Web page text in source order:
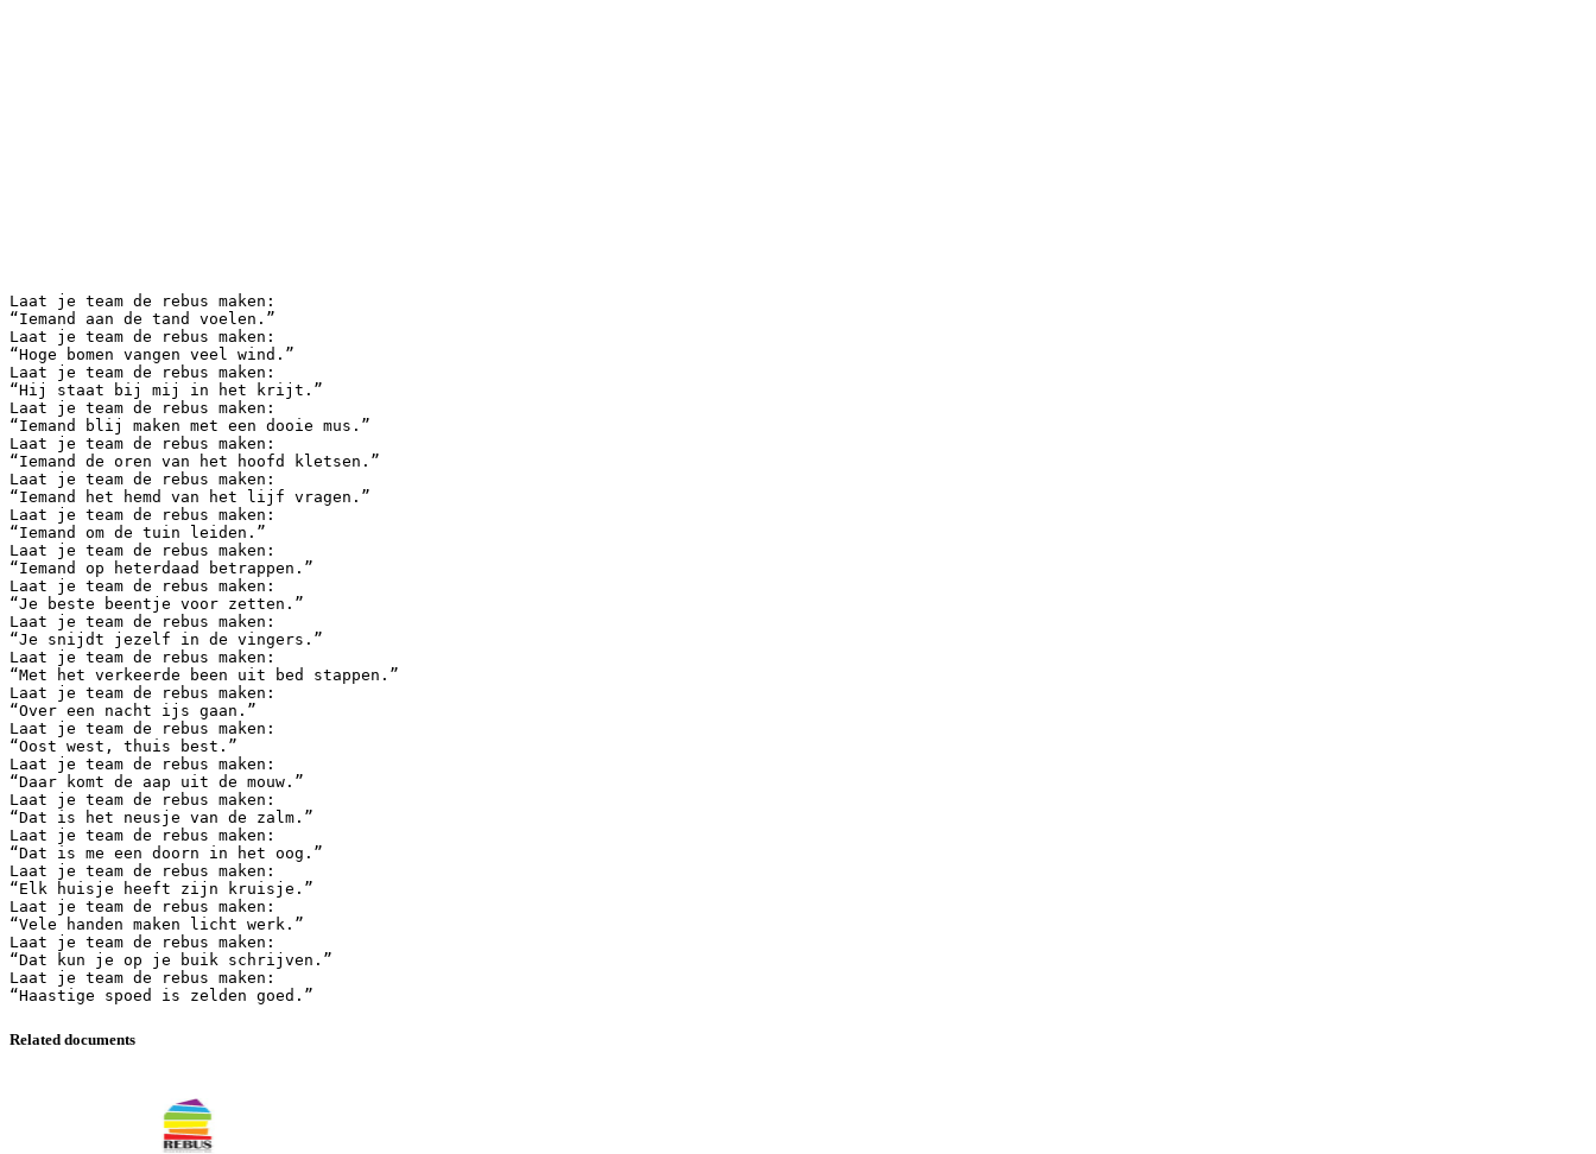
Laat je team de rebus maken:
“Iemand aan de tand voelen.”
Laat je team de rebus maken:
“Hoge bomen vangen veel wind.”
Laat je team de rebus maken:
“Hij staat bij mij in het krijt.”
Laat je team de rebus maken:
“Iemand blij maken met een dooie mus.”
Laat je team de rebus maken:
“Iemand de oren van het hoofd kletsen.”
Laat je team de rebus maken:
“Iemand het hemd van het lijf vragen.”
Laat je team de rebus maken:
“Iemand om de tuin leiden.”
Laat je team de rebus maken:
“Iemand op heterdaad betrappen.”
Laat je team de rebus maken:
“Je beste beentje voor zetten.”
Laat je team de rebus maken:
“Je snijdt jezelf in de vingers.”
Laat je team de rebus maken:
“Met het verkeerde been uit bed stappen.”
Laat je team de rebus maken:
“Over een nacht ijs gaan.”
Laat je team de rebus maken:
“Oost west, thuis best.”
Laat je team de rebus maken:
“Daar komt de aap uit de mouw.”
Laat je team de rebus maken:
“Dat is het neusje van de zalm.”
Laat je team de rebus maken:
“Dat is me een doorn in het oog.”
Laat je team de rebus maken:
“Elk huisje heeft zijn kruisje.”
Laat je team de rebus maken:
“Vele handen maken licht werk.”
Laat je team de rebus maken:
“Dat kun je op je buik schrijven.”
Laat je team de rebus maken:
Related documents